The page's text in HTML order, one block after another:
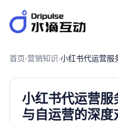
首页›营销知识›
小红书代运营
与自运营的深度